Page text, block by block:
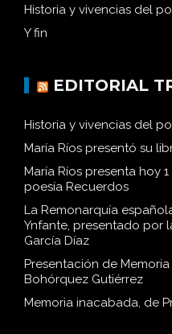
Historia y vivencias del
Y fin
EDITORIAL
Historia y vivencias del
María Ríos presentó su
María Ríos presenta hoy
poesía Recuerdos
La Remonarquía
Ynfante, presentado por
García Díaz
Presentación de
Bohórquez Gutiérrez
Memoria inacabada, de